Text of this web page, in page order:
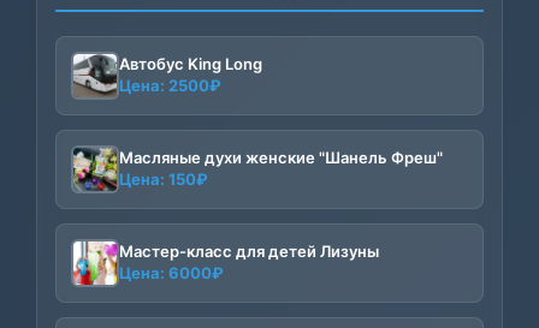
Автобус King Long
Цена: 2500₽
Масляные духи женские "Шанель Фреш"
Цена: 150₽
Мастер-класс для детей Лизуны
Цена: 6000₽